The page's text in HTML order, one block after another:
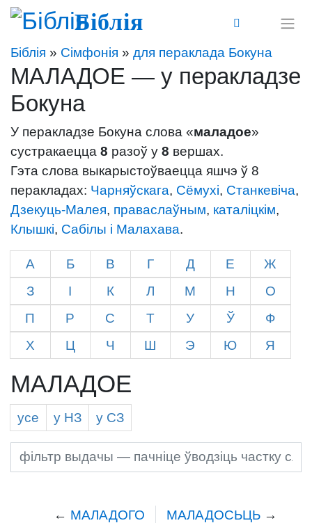
Біблія
Біблія » Сімфонія » для пераклада Бокуна
МАЛАДОЕ — у перакладзе
Бокуна
У перакладзе Бокуна слова «маладое»
сустракаецца 8 разоў у 8 вершах.
Гэта слова выкарыстоўваецца яшчэ ў 8
перакладах: Чарняўскага, Сёмухі, Станкевіча,
Дзекуць-Малея, праваслаўным, каталіцкім,
Клышкi, Сабілы і Малахава.
А Б В Г Д Е
Ж
З
І К Л М Н
О
П
Р С Т У Ў
Ф
Х
Ц Ч Ш Э Ю Я
МАЛАДОЕ
усе у НЗ у СЗ
← МАЛАДОГО МАЛАДОСЬЦЬ →